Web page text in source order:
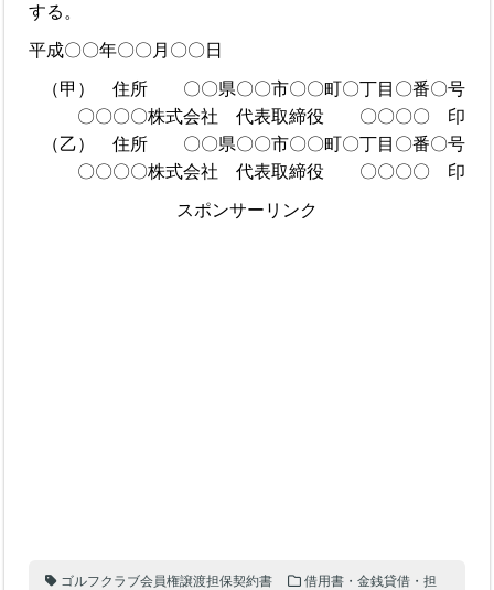
する。
平成〇〇年〇〇月〇〇日
（甲） 住所 〇〇県〇〇市〇〇町〇丁目〇番〇号
〇〇〇〇株式会社 代表取締役 〇〇〇〇 印
（乙） 住所 〇〇県〇〇市〇〇町〇丁目〇番〇号
〇〇〇〇株式会社 代表取締役 〇〇〇〇 印
スポンサーリンク
ゴルフクラブ会員権譲渡担保契約書
借用書・金銭貸借・担